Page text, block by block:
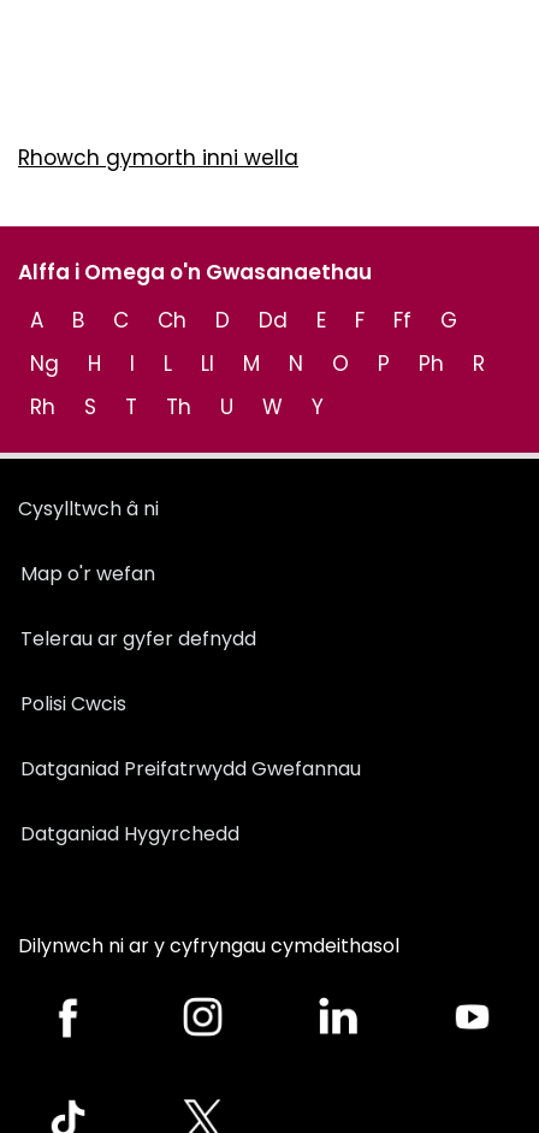
Rhowch gymorth inni wella
Alffa i Omega o'n Gwasanaethau
A
B C Ch D Dd E F Ff
G
Ng
H I L Ll M N O P Ph
R
Rh
S T Th U W Y
Cysylltwch â ni
Map o'r wefan
Telerau ar gyfer defnydd
Polisi Cwcis
Datganiad Preifatrwydd Gwefannau
Datganiad Hygyrchedd
Dilynwch ni ar y cyfryngau cymdeithasol